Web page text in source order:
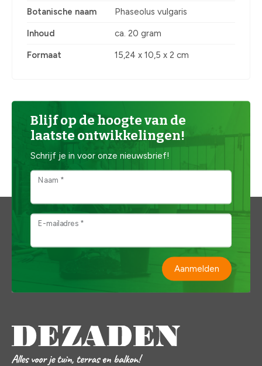
Botanische naam Phaseolus vulgaris
Inhoud ca. 20 gram
Formaat 15,24 x 10,5 x 2 cm
Blijf op de hoogte van de
laatste ontwikkelingen!
Schrijf je in voor onze nieuwsbrief!
Naam *
E-mailadres *
Aanmelden